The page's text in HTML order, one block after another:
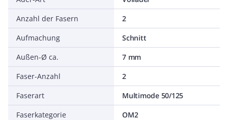
Anzahl der Fasern
2
Aufmachung
Schnitt
Außen-Ø ca.
7 mm
Faser-Anzahl
2
Faserart
Multimode 50/125
Faserkategorie
OM2